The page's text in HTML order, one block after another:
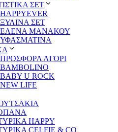
ΣΕΤ
HAPPYEVER
ΞΥΛΙΝΑ ΣΕΤ
ΕΛΕΝΑ ΜΑΝΑΚΟΥ
ΥΦΑΣΜΑΤΙΝΑ
ΠΡΟΣΦΟΡΑ ΑΓΟΡΙ
BAMBOLINO
BABY U ROCK
NEW LIFE
HAPPY
CELFIE & CO